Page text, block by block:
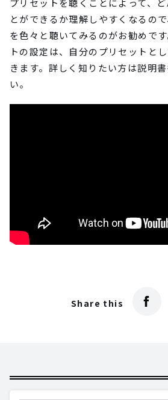
プリセットを聴くことによって、
とができるか理解しやすくなるの
を色々と聴いてみるのがお勧めで
トの設定は、自分のプリセットと
きます。詳しく知りたい方は説明
い。
Share this